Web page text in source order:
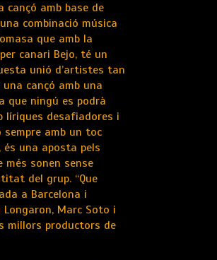
cançó amb base de
combinació música
que amb la
canari Bejo, té un
unió d’artistes tan
cançó amb una
que ningú es podrà
líriques desafiadores i
sempre amb un toc
una aposta pels
més sonen sense
del grup. “Que
a Barcelona i
Marc Soto i
millors productors de